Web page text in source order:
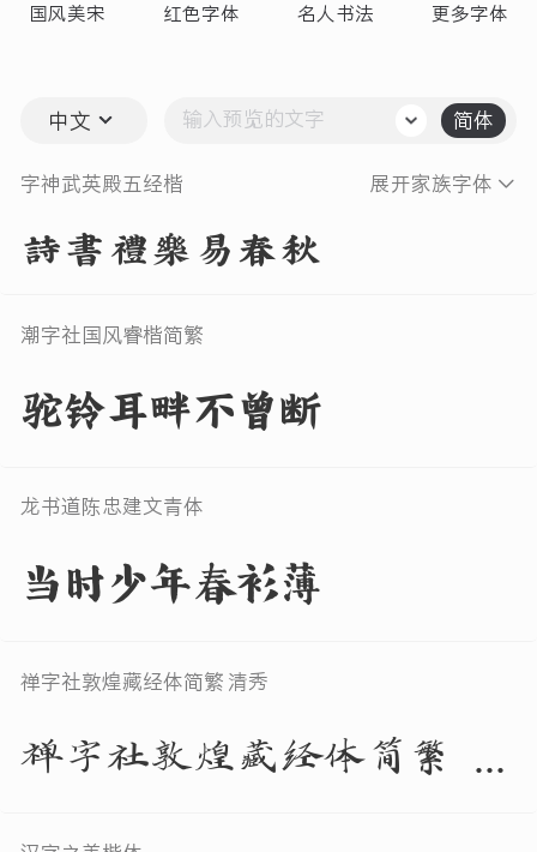
国风美宋 红色字体 名人书法 更多字体
中文 简体
字神武英殿五经楷 展开家族字体
詩書禮樂易春秋
潮字社国风睿楷简繁
驼铃耳畔不曾断
龙书道陈忠建文青体
当时少年春衫薄
禅字社敦煌藏经体简繁 清秀
禅字社敦煌藏经体简繁 清秀